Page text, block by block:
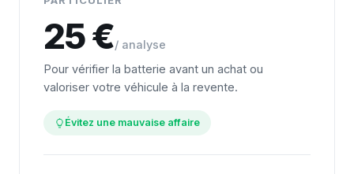
25 €/ analyse
Pour vérifier la batterie avant un achat ou
valoriser votre véhicule à la revente.
Évitez une mauvaise affaire